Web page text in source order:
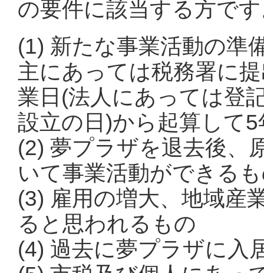
の要件に該当する方で
(1) 新たな事業活動の準
主にあっては税務署に
業日(法人にあっては登
設立の日)から起算して
(2) 夢プラザを退去後、
いて事業活動ができる
(3) 雇用の増大、地域産
ると思われるもの
(4) 過去に夢プラザに入